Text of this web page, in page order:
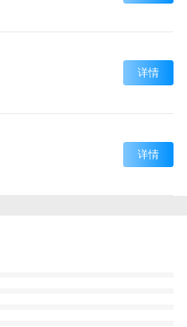
详情
详情